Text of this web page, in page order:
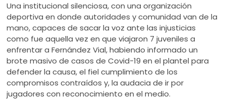
Una institucional silenciosa, con una organización
deportiva en donde autoridades y comunidad van de la
mano, capaces de sacar la voz ante las injusticias
como fue aquella vez en que viajaron 7 juveniles a
enfrentar a Fernández Vial, habiendo informado un
brote masivo de casos de Covid-19 en el plantel para
defender la causa, el fiel cumplimiento de los
compromisos contraídos y, la audacia de ir por
jugadores con reconocimiento en el medio.